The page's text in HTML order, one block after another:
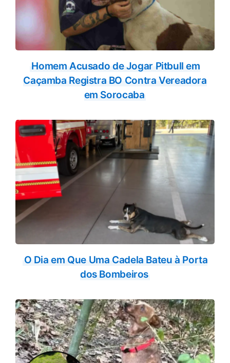
Homem Acusado de Jogar Pitbull em
Caçamba Registra BO Contra Vereadora
em Sorocaba
O Dia em Que Uma Cadela Bateu à Porta
dos Bombeiros